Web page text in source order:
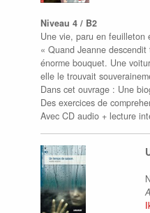
Niveau 4 / B2
Une vie, paru en feuilleton
« Quand Jeanne
énorme bouquet. Une
elle le trouvait
Dans cet ouvrage : Une
Des exercices de
Avec CD audio + lecture